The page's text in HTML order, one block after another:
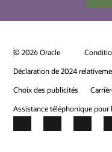
© 2026 Oracle
Déclaration de 2024
Choix des publicités
Assistance téléphonique pour
Facebook
X LinkedIn